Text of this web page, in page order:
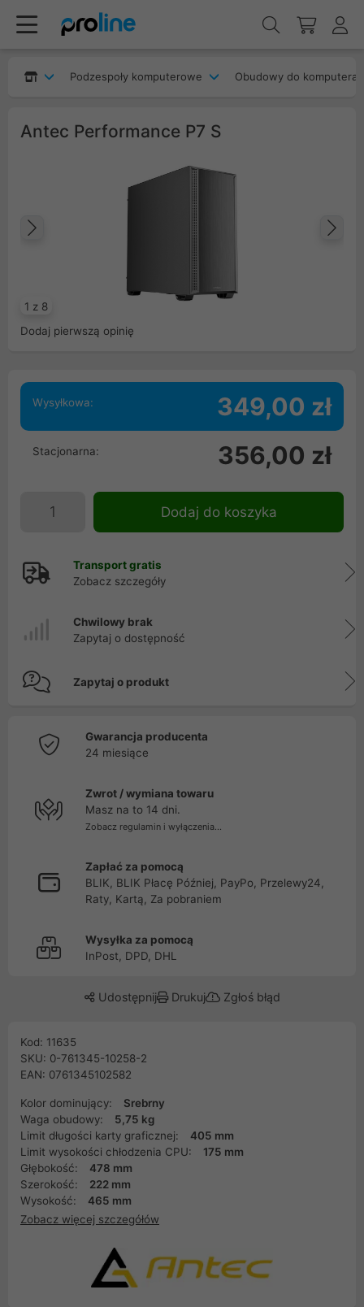
Podzespoły komputerowe Obudowy do komputera
Antec Performance P7 S
1 z 8
Dodaj pierwszą opinię
Wysyłkowa: 349,00 zł
Stacjonarna: 356,00 zł
Dodaj do koszyka
Transport gratis
Zobacz szczegóły
Chwilowy brak
Zapytaj o dostępność
Zapytaj o produkt
Gwarancja producenta
24 miesiące
Zwrot / wymiana towaru
Masz na to 14 dni.
Zobacz regulamin i wyłączenia...
Zapłać za pomocą
BLIK, BLIK Płacę Później, PayPo, Przelewy24,
Raty, Kartą, Za pobraniem
Wysyłka za pomocą
InPost, DPD, DHL
Udostępnij Drukuj Zgłoś błąd
Kod: 11635
SKU: 0-761345-10258-2
EAN: 0761345102582
Kolor dominujący:
Srebrny
Waga obudowy:
5,75 kg
Limit długości karty graficznej:
405 mm
Limit wysokości chłodzenia CPU:
175 mm
Głębokość:
478 mm
Szerokość:
222 mm
Wysokość:
465 mm
Zobacz więcej szczegółów